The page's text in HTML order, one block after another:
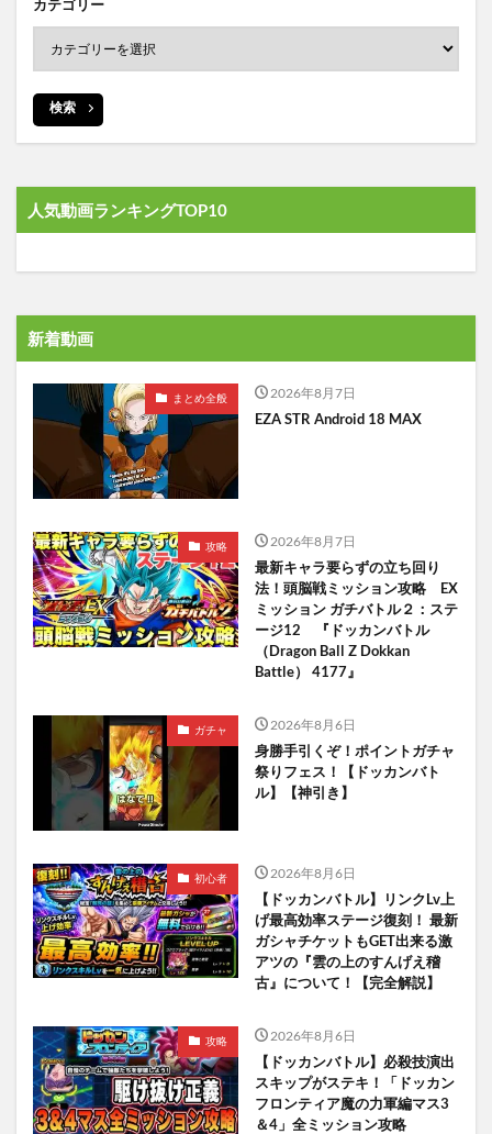
カテゴリー
検索
人気動画ランキングTOP10
新着動画
まとめ全般 2026年8月7日
EZA STR Android 18 MAX
攻略 2026年8月7日
最新キャラ要らずの立ち回り
法！頭脳戦ミッション攻略 EX
ミッション ガチバトル２：ステ
ージ12 『ドッカンバトル
（Dragon Ball Z Dokkan
Battle） 4177』
ガチャ 2026年8月6日
身勝手引くぞ！ポイントガチャ
祭りフェス！【ドッカンバト
ル】【神引き】
初心者 2026年8月6日
【ドッカンバトル】リンクLv上
げ最高効率ステージ復刻！ 最新
ガシャチケットもGET出来る激
アツの『雲の上のすんげえ稽
古』について！【完全解説】
攻略 2026年8月6日
【ドッカンバトル】必殺技演出
スキップがステキ！「ドッカン
フロンティア魔の力軍編マス3
＆4」全ミッション攻略